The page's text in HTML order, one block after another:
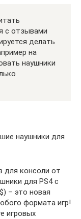
с отзывами
делать
на
наушники
наушники для
для консоли от
для PS4 с
– это новая
формата игр!
игровых